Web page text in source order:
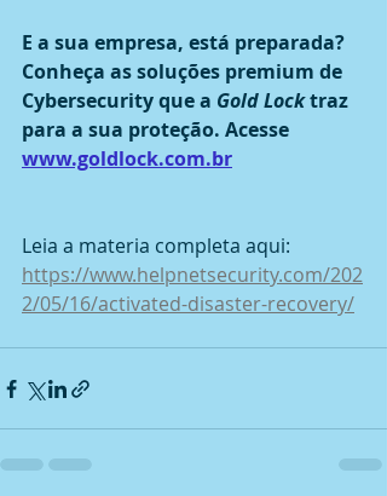
E a sua empresa, está preparada?
Conheça as soluções premium de
Cybersecurity que a Gold Lock traz
para a sua proteção. Acesse
www.goldlock.com.br
Leia a materia completa aqui:
https://www.helpnetsecurity.com/202
2/05/16/activated-disaster-recovery/